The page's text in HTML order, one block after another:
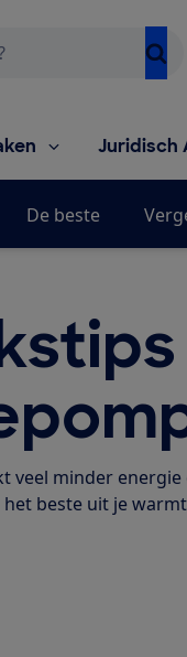
Juridisch
De beste
veel minder
beste uit je